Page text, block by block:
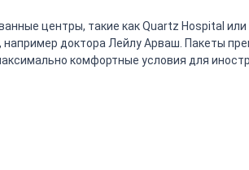
центры, такие как Quartz Hospital или
доктора Лейлу Арваш. Пакеты
комфортные условия для